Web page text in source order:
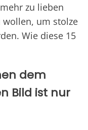
zu lieben
um stolze
Wie diese 15
dem
Bild ist nur